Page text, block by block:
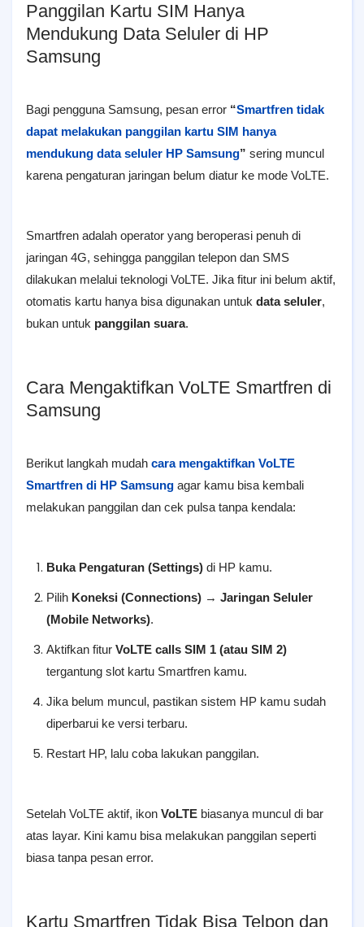
Panggilan Kartu SIM Hanya
Mendukung Data Seluler di HP
Samsung
Bagi pengguna Samsung, pesan error “Smartfren tidak
dapat melakukan panggilan kartu SIM hanya
mendukung data seluler HP Samsung” sering muncul
karena pengaturan jaringan belum diatur ke mode VoLTE.
Smartfren adalah operator yang beroperasi penuh di
jaringan 4G, sehingga panggilan telepon dan SMS
dilakukan melalui teknologi VoLTE. Jika fitur ini belum aktif,
otomatis kartu hanya bisa digunakan untuk data seluler,
bukan untuk panggilan suara.
Cara Mengaktifkan VoLTE Smartfren di
Samsung
Berikut langkah mudah cara mengaktifkan VoLTE
Smartfren di HP Samsung agar kamu bisa kembali
melakukan panggilan dan cek pulsa tanpa kendala:
Buka Pengaturan (Settings) di HP kamu.
Pilih Koneksi (Connections) → Jaringan Seluler
(Mobile Networks).
Aktifkan fitur VoLTE calls SIM 1 (atau SIM 2)
tergantung slot kartu Smartfren kamu.
Jika belum muncul, pastikan sistem HP kamu sudah
diperbarui ke versi terbaru.
Restart HP, lalu coba lakukan panggilan.
Setelah VoLTE aktif, ikon VoLTE biasanya muncul di bar
atas layar. Kini kamu bisa melakukan panggilan seperti
biasa tanpa pesan error.
Kartu Smartfren Tidak Bisa Telpon dan